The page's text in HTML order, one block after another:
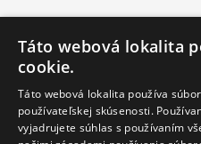
Stromček
NÁJDETE NÁS NA
Táto webová lokalita
cookie.
Táto webová lokalita používa
používateľskej skúsenosti.
vyjadrujete súhlas s používaním